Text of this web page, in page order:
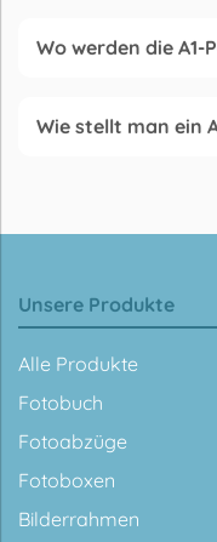
Wo werden die
Wie stellt man ein
Unsere Produkte
Alle Produkte
Fotobuch
Fotoabzüge
Fotoboxen
Bilderrahmen